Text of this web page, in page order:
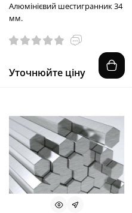
Алюмінієвий шестигранник 34
мм.
Уточнюйте ціну